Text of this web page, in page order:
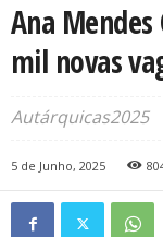
Ana
mil novas
Autárquicas2025
5 de Junho, 2025